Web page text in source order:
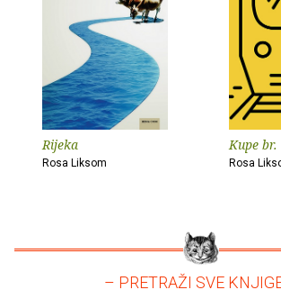
Rijeka
Rosa Liksom
Kupe br.
Rosa
– PRETRAŽI SVE